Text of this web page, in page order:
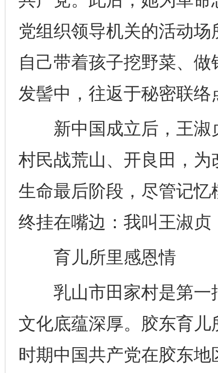
党组织领导机关的活动
自己带着孩子挖野菜、
发髻中，往返于秘密联
新中国成立后，王淑
村民战荒山、开良田，
生命最后阶段，尽管记
终挂在嘴边：我叫王淑
育儿所里感恩情
乳山市田家村是第一
文化底蕴深厚。胶东育
时期中国共产党在胶东